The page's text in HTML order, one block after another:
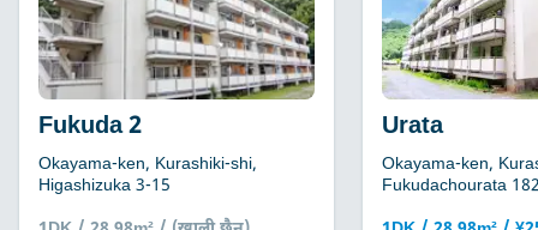
Fukuda 2
Okayama-ken, Kurashiki-shi,
Higashizuka 3-15
Urata
Okayama-ken,
Fukudachourata